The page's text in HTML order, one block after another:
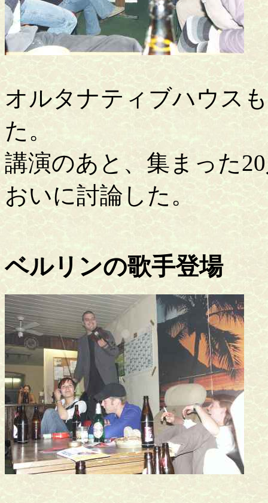
オルタナティブハウス
た。
講演のあと、集まった
おいに討論した。
ベルリンの歌手登場